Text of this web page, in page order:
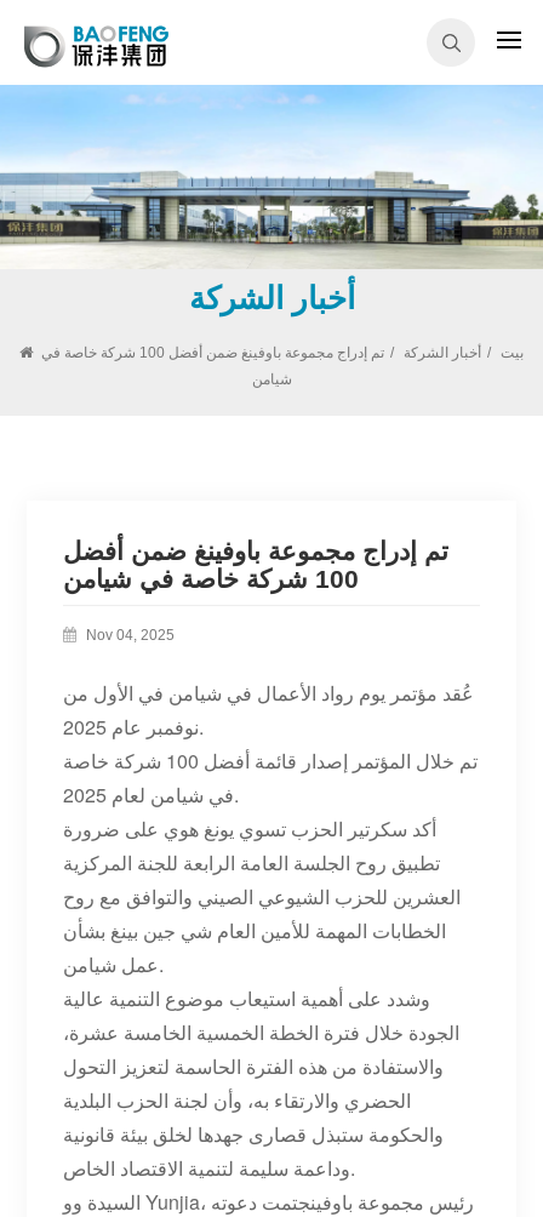
أخبار الشركة
بيت / أخبار الشركة /
تم إدراج مجموعة باوفينغ ضمن أفضل 100 شركة خاصة في
شيامن
تم إدراج مجموعة باوفينغ ضمن أفضل
100 شركة خاصة في شيامن
Nov 04, 2025
عُقد مؤتمر يوم رواد الأعمال في شيامن في الأول من
نوفمبر عام 2025.
تم خلال المؤتمر إصدار قائمة أفضل 100 شركة خاصة
في شيامن لعام 2025.
أكد سكرتير الحزب تسوي يونغ هوي على ضرورة
تطبيق روح الجلسة العامة الرابعة للجنة المركزية
العشرين للحزب الشيوعي الصيني والتوافق مع روح
الخطابات المهمة للأمين العام شي جين بينغ بشأن
عمل شيامن.
وشدد على أهمية استيعاب موضوع التنمية عالية
الجودة خلال فترة الخطة الخمسية الخامسة عشرة،
والاستفادة من هذه الفترة الحاسمة لتعزيز التحول
الحضري والارتقاء به، وأن لجنة الحزب البلدية
والحكومة ستبذل قصارى جهدها لخلق بيئة قانونية
وداعمة سليمة لتنمية الاقتصاد الخاص.
السيدة وو Yunjia، رئيس مجموعة باوفينجتمت دعوته